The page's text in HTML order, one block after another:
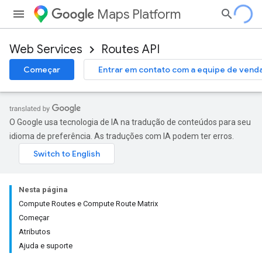
Maps Platform
Web Services Routes API
Começar Entrar em contato com a equipe de
O Google usa tecnologia de IA na tradução de conteúdos para seu
idioma de preferência. As traduções com IA podem ter erros.
Nesta página
Compute Routes e Compute Route Matrix
Começar
Atributos
Ajuda e suporte